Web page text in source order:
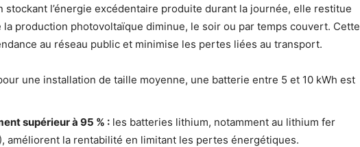
stockant l’énergie excédentaire produite durant la journée, elle restitue
production photovoltaïque diminue, le soir ou par temps couvert. Cette
au réseau public et minimise les pertes liées au transport.
une installation de taille moyenne, une batterie entre 5 et 10 kWh est
supérieur à 95 % : les batteries lithium, notamment au lithium fer
améliorent la rentabilité en limitant les pertes énergétiques.